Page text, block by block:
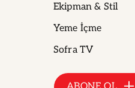
Ekipman & Stil
Yeme İçme
Sofra TV